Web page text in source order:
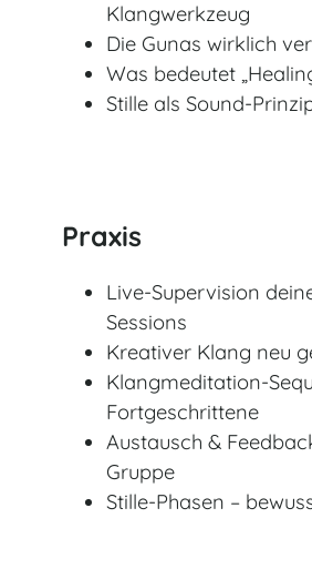
Klangwerkzeug
Die Gunas wirklich
Was bedeutet
Stille als Sound-
Praxis
Live-Supervision
Sessions
Kreativer Klang neu
Klangmeditation-
Fortgeschrittene
Austausch &
Gruppe
Stille-Phasen –